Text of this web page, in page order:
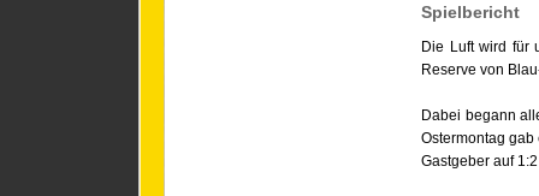
Spielbericht
Die Luft wird für
Reserve von
Dabei begann
Ostermontag
Gastgeber auf